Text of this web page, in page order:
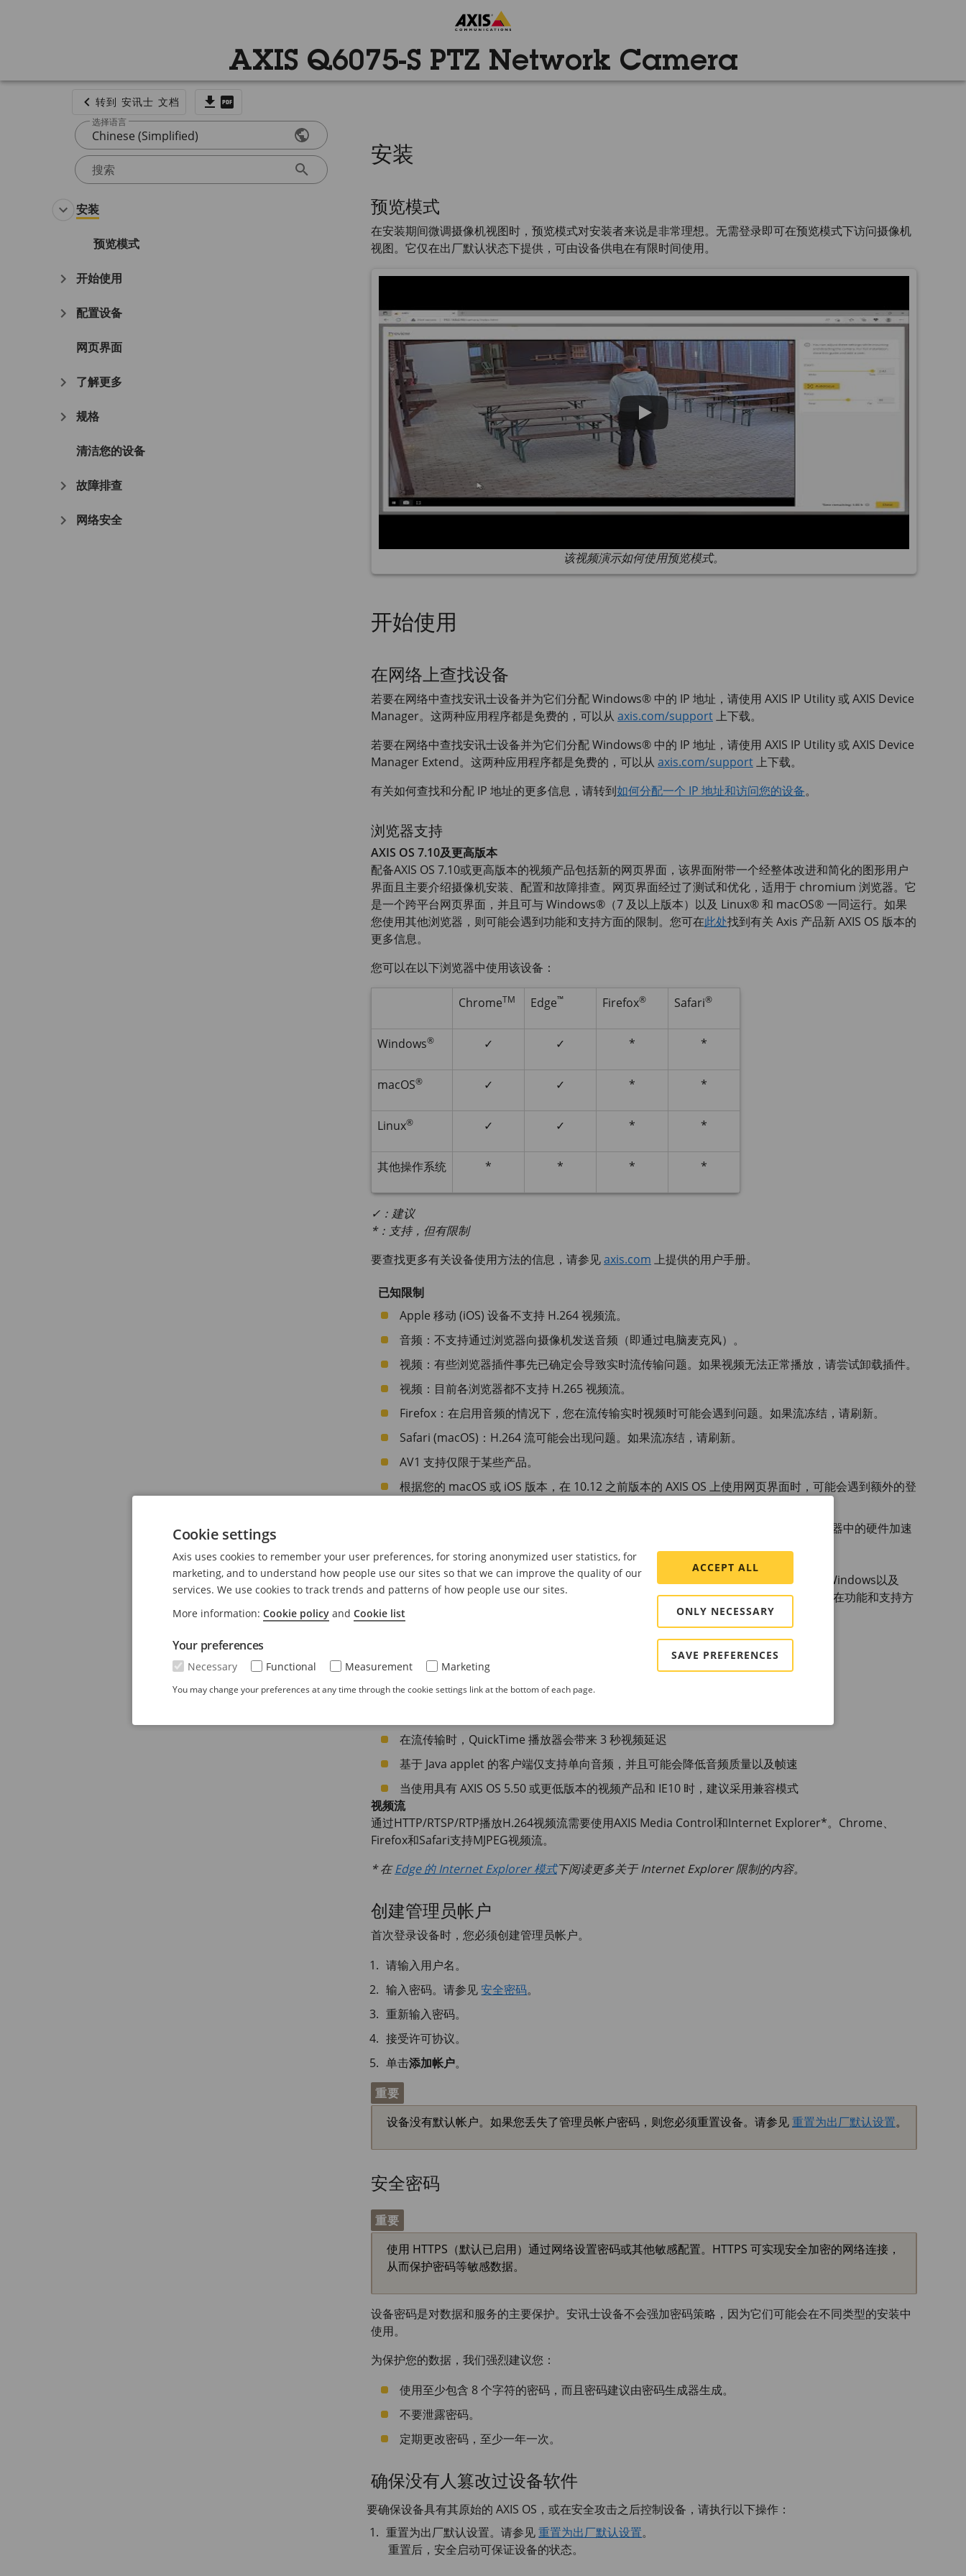
AXIS Q6075-S PTZ Network Camera
转到 安讯士 文档
选择语言
Chinese (Simplified)
搜索
安装
预览模式
开始使用
配置设备
网页界面
了解更多
规格
清洁您的设备
故障排查
网络安全
安装
预览模式
在安装期间微调摄像机视图时，预览模式对安装者来说是非常理想。无需登录即可在预览模式下访问摄像机
视图。它仅在出厂默认状态下提供，可由设备供电在有限时间使用。
该视频演示如何使用预览模式。
开始使用
在网络上查找设备
若要在网络中查找安讯士设备并为它们分配 Windows® 中的 IP 地址，请使用 AXIS IP Utility 或AXIS Device
Manager。这两种应用程序都是免费的，可以从 axis.com/support上下载。
若要在网络中查找安讯士设备并为它们分配 Windows® 中的 IP 地址，请使用 AXIS IP Utility 或AXIS Device
Manager Extend。这两种应用程序都是免费的，可以从 axis.com/support上下载。
有关如何查找和分配 IP 地址的更多信息，请转到如何分配一个 IP 地址和访问您的设备。
浏览器支持
AXIS OS 7.10及更高版本
配备AXIS OS 7.10或更高版本的视频产品包括新的网页界面，该界面附带一个经整体改进和简化的图形用户
界面且主要介绍摄像机安装、配置和故障排查。网页界面经过了测试和优化，适用于 chromium 浏览器。它
是一个跨平台网页界面，并且可与 Windows®（7 及以上版本）以及 Linux® 和 macOS® 一同运行。如果
您使用其他浏览器，则可能会遇到功能和支持方面的限制。您可在此处找到有关 Axis 产品新 AXIS OS 版本的
更多信息。
您可以在以下浏览器中使用该设备：
ChromeTM Edge™ Firefox® Safari®
Windows® ✓ ✓ * *
macOS® ✓ ✓ * *
Linux® ✓ ✓ * *
其他操作系统 * * * *
✓：建议
*：支持，但有限制
要查找更多有关设备使用方法的信息，请参见axis.com 上提供的用户手册。
已知限制
Apple 移动 (iOS) 设备不支持 H.264 视频流。
音频：不支持通过浏览器向摄像机发送音频（即通过电脑麦克风）。
视频：有些浏览器插件事先已确定会导致实时流传输问题。如果视频无法正常播放，请尝试卸载插件。
视频：目前各浏览器都不支持 H.265 视频流。
Firefox：在启用音频的情况下，您在流传输实时视频时可能会遇到问题。如果流冻结，请刷新。
Safari (macOS)：H.264 流可能会出现问题。如果流冻结，请刷新。
AV1 支持仅限于某些产品。
根据您的 macOS 或 iOS 版本，在 10.12 之前版本的 AXIS OS 上使用网页界面时，可能会遇到额外的登
在一些 Linux 系统上，使用 MJPEG 时可能会出现闪烁。要解决这个问题，请关闭浏览器中的硬件加速
AXIS OS 6.5X 或更低版本
配备了AXIS OS 6.5X 或更低版本的视频产品已经测试和优化，可用于Internet Explorer*、Windows以及
AXIS Media Control (AMC) 的较新版本。虽然您可以使用其他浏览器、版本和操作系统，但在功能和支持方
面您会发现许多局限性。您可在
找到有关 Axis 产品新 AXIS OS 版本的更多信息。
推荐的浏览器：带有 AXIS Media Control 的 Internet Explorer*
推荐使用 Windows 操作系统
在流传输时，QuickTime 播放器会带来 3 秒视频延迟
基于 Java applet 的客户端仅支持单向音频，并且可能会降低音频质量以及帧速
当使用具有 AXIS OS 5.50 或更低版本的视频产品和 IE10 时，建议采用兼容模式
视频流
通过HTTP/RTSP/RTP播放H.264视频流需要使用AXIS Media Control和Internet Explorer*。Chrome、
Firefox和Safari支持MJPEG视频流。
* 在Edge 的 Internet Explorer 模式下阅读更多关于 Internet Explorer 限制的内容。
创建管理员帐户
首次登录设备时，您必须创建管理员帐户。
请输入用户名。
输入密码。请参见安全密码。
重新输入密码。
接受许可协议。
单击添加帐户。
重要
设备没有默认帐户。如果您丢失了管理员帐户密码，则您必须重置设备。请参见重置为出厂默认设置。
安全密码
重要
使用 HTTPS（默认已启用）通过网络设置密码或其他敏感配置。HTTPS 可实现安全加密的网络连接，
从而保护密码等敏感数据。
设备密码是对数据和服务的主要保护。安讯士设备不会强加密码策略，因为它们可能会在不同类型的安装中
使用。
为保护您的数据，我们强烈建议您：
使用至少包含 8 个字符的密码，而且密码建议由密码生成器生成。
不要泄露密码。
定期更改密码，至少一年一次。
确保没有人篡改过设备软件
要确保设备具有其原始的 AXIS OS，或在安全攻击之后控制设备，请执行以下操作：
重置为出厂默认设置。请参见重置为出厂默认设置。
重置后，安全启动可保证设备的状态。
Cookie settings
Axis uses cookies to remember your user preferences, for storing anonymized user statistics, for
marketing, and to understand how people use our sites so that we can improve the quality of our
services. We use cookies to track trends and patterns of how people use our sites.
More information: Cookie policy and Cookie list
Your preferences
Necessary Functional Measurement Marketing
You may change your preferences at any time through the cookie settings link at the bottom of each page.
ACCEPT ALL
ONLY NECESSARY
SAVE PREFERENCES